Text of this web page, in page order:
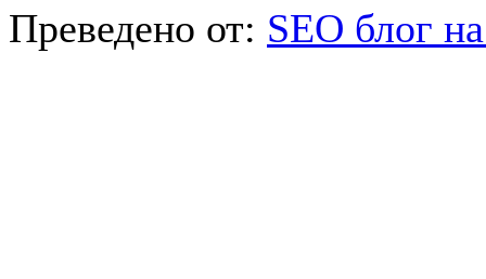
Преведено от: SEO блог